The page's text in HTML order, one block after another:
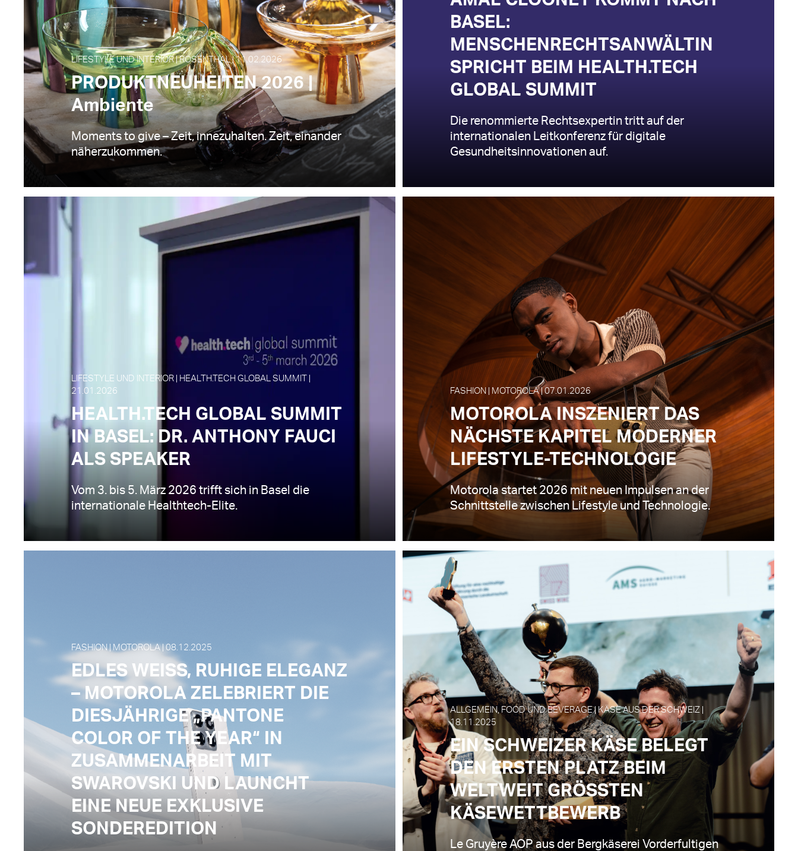
LIFESTYLE UND INTERIOR | ROSENTHAL | 11.02.2026
PRODUKTNEUHEITEN 2026 |
Ambiente
Moments to give – Zeit, innezuhalten. Zeit, einander
näherzukommen.
BASEL:
MENSCHENRECHTSANWÄLTIN
SPRICHT BEIM HEALTH.TECH
GLOBAL SUMMIT
Die renommierte Rechtsexpertin tritt auf der
internationalen Leitkonferenz für digitale
Gesundheitsinnovationen auf.
LIFESTYLE UND INTERIOR | HEALTH.TECH GLOBAL SUMMIT |
21.01.2026
HEALTH.TECH GLOBAL SUMMIT
IN BASEL: DR. ANTHONY FAUCI
ALS SPEAKER
Vom 3. bis 5. März 2026 trifft sich in Basel die
internationale Healthtech-Elite.
FASHION | MOTOROLA | 07.01.2026
MOTOROLA INSZENIERT DAS
NÄCHSTE KAPITEL MODERNER
LIFESTYLE-TECHNOLOGIE
Motorola startet 2026 mit neuen Impulsen an der
Schnittstelle zwischen Lifestyle und Technologie.
FASHION | MOTOROLA | 08.12.2025
EDLES WEISS, RUHIGE ELEGANZ
– MOTOROLA ZELEBRIERT DIE
DIESJÄHRIGE „PANTONE
COLOR OF THE YEAR“ IN
ZUSAMMENARBEIT MIT
SWAROVSKI UND LAUNCHT
EINE NEUE EXKLUSIVE
SONDEREDITION
ALLGEMEIN, FOOD UND BEVERAGE | KÄSE AUS DER SCHWEIZ |
18.11.2025
EIN SCHWEIZER KÄSE BELEGT
DEN ERSTEN PLATZ BEIM
WELTWEIT GRÖSSTEN
KÄSEWETTBEWERB
Le Gruyère AOP aus der Bergkäserei Vorderfultigen